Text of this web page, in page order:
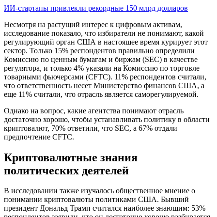
ИИ-стартапы привлекли рекордные 150 млрд долларов
Несмотря на растущий интерес к цифровым активам,
исследование показало, что избиратели не понимают, какой
регулирующий орган США в настоящее время курирует этот
сектор. Только 15% респондентов правильно определили
Комиссию по ценным бумагам и биржам (SEC) в качестве
регулятора, и только 4% указали на Комиссию по торговле
товарными фьючерсами (CFTC). 11% респондентов считали,
что ответственность несет Министерство финансов США, а
еще 11% считали, что отрасль является саморегулируемой.
Однако на вопрос, какие агентства понимают отрасль
достаточно хорошо, чтобы устанавливать политику в области
криптовалют, 70% ответили, что SEC, а 67% отдали
предпочтение CFTC.
Криптовалютные знания
политических деятелей
В исследовании также изучалось общественное мнение о
понимании криптовалюты политиками США. Бывший
президент Дональд Трамп считался наиболее знающим: 53%